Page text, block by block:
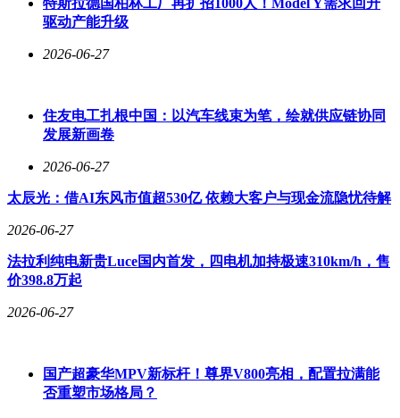
驱动产能升级
2026-06-27
住友电工扎根中国：以汽车线束为笔，绘就供应链协同
发展新画卷
2026-06-27
太辰光：借AI东风市值超530亿 依赖大客户与现金流隐忧待解
2026-06-27
法拉利纯电新贵Luce国内首发，四电机加持极速310km/h，售
价398.8万起
2026-06-27
国产超豪华MPV新标杆！尊界V800亮相，配置拉满能
否重塑市场格局？